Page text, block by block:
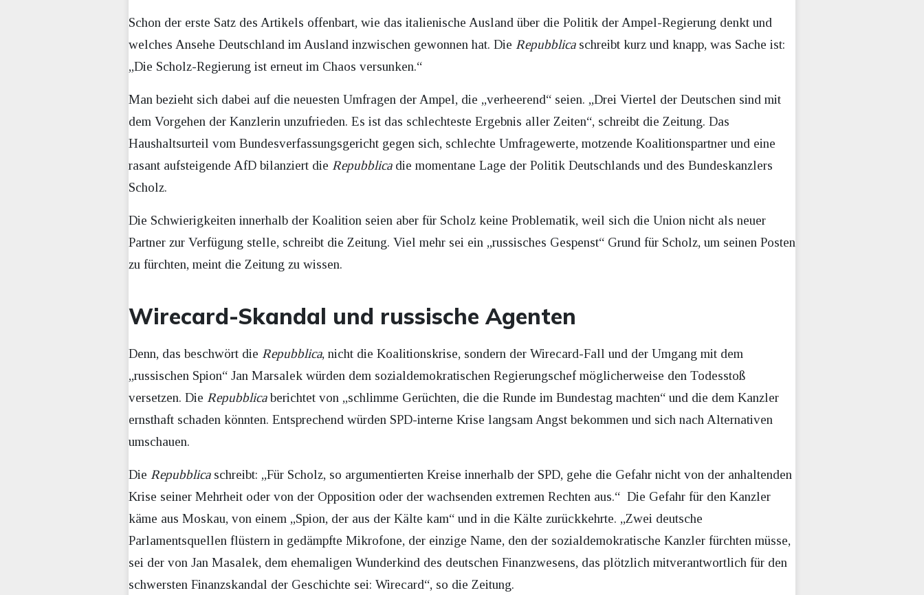
Schon der erste Satz des Artikels offenbart, wie das italienische Ausland über die Politik der Ampel-Regierung denkt und
welches Ansehe Deutschland im Ausland inzwischen gewonnen hat. Die Repubblicaschreibt kurz und knapp, was Sache ist:
„Die Scholz-Regierung ist erneut im Chaos versunken.“
Man bezieht sich dabei auf die neuesten Umfragen der Ampel, die „verheerend“ seien. „Drei Viertel der Deutschen sind mit
dem Vorgehen der Kanzlerin unzufrieden. Es ist das schlechteste Ergebnis aller Zeiten“, schreibt die Zeitung. Das
Haushaltsurteil vom Bundesverfassungsgericht gegen sich, schlechte Umfragewerte, motzende Koalitionspartner und eine
rasant aufsteigende AfD bilanziert die Repubblicadie momentane Lage der Politik Deutschlands und des Bundeskanzlers
Scholz.
Die Schwierigkeiten innerhalb der Koalition seien aber für Scholz keine Problematik, weil sich die Union nicht als neuer
Partner zur Verfügung stelle, schreibt die Zeitung. Viel mehr sei ein „russisches Gespenst“ Grund für Scholz, um seinen Posten
zu fürchten, meint die Zeitung zu wissen.
Wirecard-Skandal und russische Agenten
Denn, das beschwört die Repubblica, nicht die Koalitionskrise, sondern der Wirecard-Fall und der Umgang mit dem
„russischen Spion“ Jan Marsalek würden dem sozialdemokratischen Regierungschef möglicherweise den Todesstoß
versetzen. Die Repubblicaberichtet von „schlimme Gerüchten, die die Runde im Bundestag machten“ und die dem Kanzler
ernsthaft schaden könnten. Entsprechend würden SPD-interne Krise langsam Angst bekommen und sich nach Alternativen
umschauen.
Die Repubblicaschreibt: „Für Scholz, so argumentierten Kreise innerhalb der SPD, gehe die Gefahr nicht von der anhaltenden
Krise seiner Mehrheit oder von der Opposition oder der wachsenden extremen Rechten aus.“ Die Gefahr für den Kanzler
käme aus Moskau, von einem „Spion, der aus der Kälte kam“ und in die Kälte zurückkehrte. „Zwei deutsche
Parlamentsquellen flüstern in gedämpfte Mikrofone, der einzige Name, den der sozialdemokratische Kanzler fürchten müsse,
sei der von Jan Masalek, dem ehemaligen Wunderkind des deutschen Finanzwesens, das plötzlich mitverantwortlich für den
schwersten Finanzskandal der Geschichte sei: Wirecard“, so die Zeitung.